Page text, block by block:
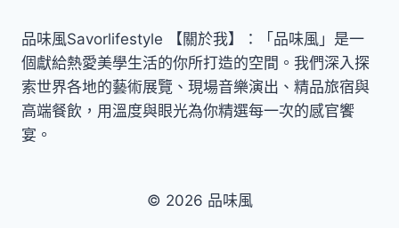
品味風Savorlifestyle 【關於我】：「品味風」是一
個獻給熱愛美學生活的你所打造的空間。我們深入探
索世界各地的藝術展覽、現場音樂演出、精品旅宿與
高端餐飲，用溫度與眼光為你精選每一次的感官饗
宴。
© 2026 品味風